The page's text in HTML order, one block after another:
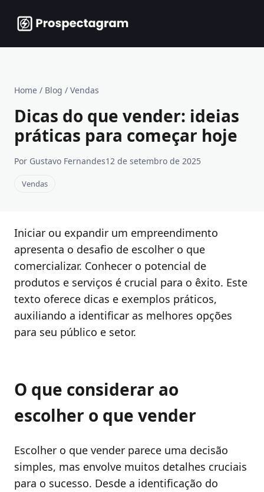
Home / Blog / Vendas
Dicas do que vender: ideias
práticas para começar hoje
Por Gustavo Fernandes12 de setembro de 2025
Vendas
Iniciar ou expandir um empreendimento
apresenta o desafio de escolher o que
comercializar. Conhecer o potencial de
produtos e serviços é crucial para o êxito. Este
texto oferece dicas e exemplos práticos,
auxiliando a identificar as melhores opções
para seu público e setor.
O que considerar ao
escolher o que vender
Escolher o que vender parece uma decisão
simples, mas envolve muitos detalhes cruciais
para o sucesso. Desde a identificação do